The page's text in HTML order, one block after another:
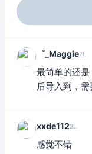
゜_Μaggie2L
最简单的还
后导入到，
xxde1123L
感觉不错